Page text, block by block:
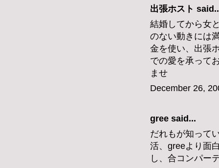
出張ホスト
結婚してから女
のない動きには
金を使い、出張
での愛を承って
ませ
December 26,
gree said...
だれもが知って
活、greeより面
し、合コンパー